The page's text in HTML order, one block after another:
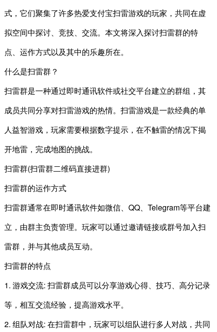
式，它们聚集了许多热爱支付宝扫雷游戏的玩家，共同在虚
拟空间中探讨、竞技、交流。本文将深入探讨扫雷群的特
点、运作方式以及其中的乐趣所在。
什么是扫雷群？
扫雷群是一种通过即时通讯软件或社交平台建立的群组，其
成员共同分享对扫雷游戏的热情。扫雷游戏是一款经典的单
人益智游戏，玩家需要根据数字提示，在不触雷的情况下揭
开地雷，完成地图的挑战。
扫雷群(扫雷群二维码直接进群)
扫雷群的运作方式
扫雷群通常在即时通讯软件如微信、QQ、Telegram等平台建
立，由群主负责管理。玩家可以通过邀请链接或群号加入扫
雷群，并与其他成员互动。
扫雷群的特点
1. 游戏交流: 扫雷群成员可以分享游戏心得、技巧、高分记录
等，相互交流经验，提高游戏水平。
2. 组队对战: 在扫雷群中，玩家可以组队进行多人对战，共同